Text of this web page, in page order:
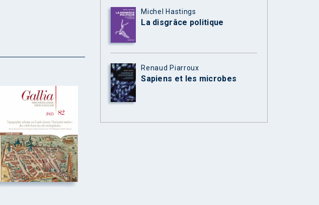
Michel Hastings
La disgrâce politique
Renaud Piarroux
Sapiens et les microbes